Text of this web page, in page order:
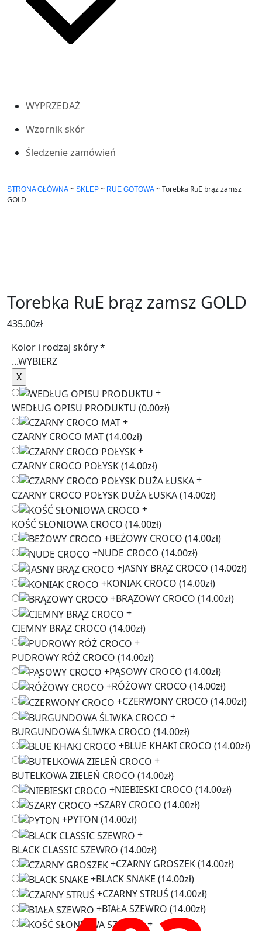
WYPRZEDAŻ
Wzornik skór
Śledzenie zamówień
STRONA GŁÓWNA ~ SKLEP ~ RUE GOTOWA ~Torebka RuE brąz zamsz
GOLD
Torebka RuE brąz zamsz GOLD
435.00zł
Kolor i rodzaj skóry*
...WYBIERZ
+
WEDŁUG OPISU PRODUKTU (0.00zł)
+
CZARNY CROCO MAT(14.00zł)
+
CZARNY CROCO POŁYSK(14.00zł)
+
CZARNY CROCO POŁYSK DUŻA ŁUSKA(14.00zł)
+
KOŚĆ SŁONIOWA CROCO (14.00zł)
+BEŻOWY CROCO (14.00zł)
+NUDE CROCO (14.00zł)
+JASNY BRĄZ CROCO (14.00zł)
+KONIAK CROCO (14.00zł)
+BRĄZOWY CROCO (14.00zł)
+
CIEMNY BRĄZ CROCO (14.00zł)
+
PUDROWY RÓŻ CROCO (14.00zł)
+PĄSOWY CROCO (14.00zł)
+RÓŻOWY CROCO (14.00zł)
+CZERWONY CROCO (14.00zł)
+
BURGUNDOWA ŚLIWKA CROCO (14.00zł)
+BLUE KHAKI CROCO (14.00zł)
+
BUTELKOWA ZIELEŃ CROCO (14.00zł)
+NIEBIESKI CROCO (14.00zł)
+SZARY CROCO (14.00zł)
+PYTON (14.00zł)
+
BLACK CLASSIC SZEWRO (14.00zł)
+CZARNY GROSZEK(14.00zł)
+BLACK SNAKE (14.00zł)
+CZARNY STRUŚ (14.00zł)
+BIAŁA SZEWRO (14.00zł)
+